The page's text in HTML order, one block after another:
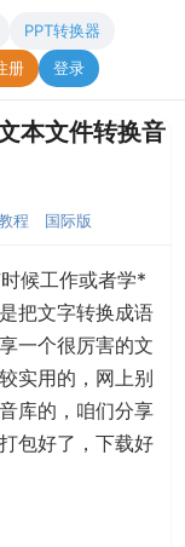
PPT转换器
册 登录
本文件转换音
程 国际版
候工作或者学*
把文字转换成语
一个很厉害的文
实用的，网上别
库的，咱们分享
包好了，下载好